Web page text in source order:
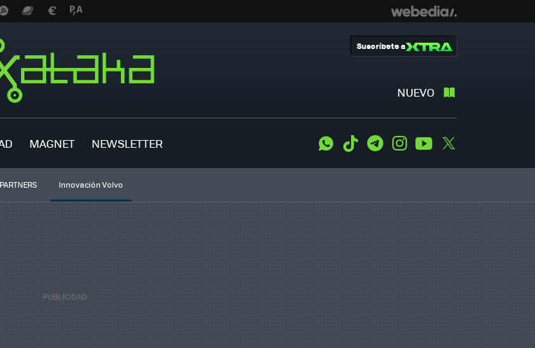
NUEVO
Suscríbete a
MAGNET NEWSLETTER WhatsApp
Tiktok TelegramInstagramYoutube
PARTNERS Innovación Volvo